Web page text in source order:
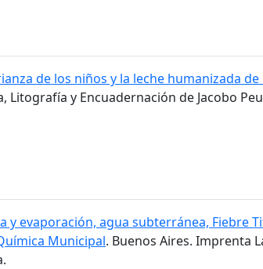
de los niños y la leche humanizada de
Litografía y Encuadernación de Jacobo
y evaporación, agua subterránea, Fiebre
Municipal. Buenos Aires. Imprenta